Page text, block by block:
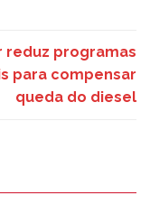
reduz programas
para compensar
queda do diesel